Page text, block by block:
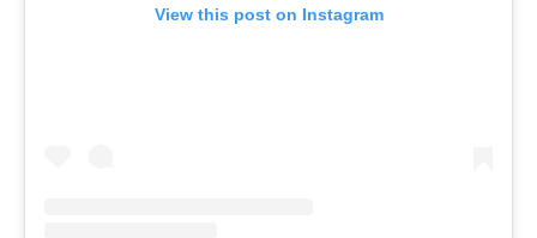
View this post on Instagram